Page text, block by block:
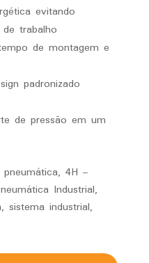
evitando
trabalho
de montagem e
padronizado
de pressão em um
4H –
Industrial,
sistema industrial,